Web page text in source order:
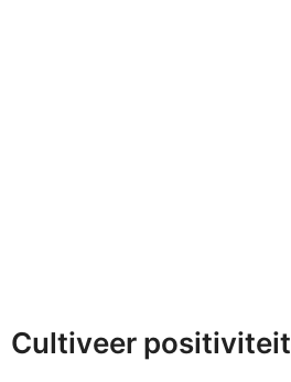
Cultiveer positiviteit